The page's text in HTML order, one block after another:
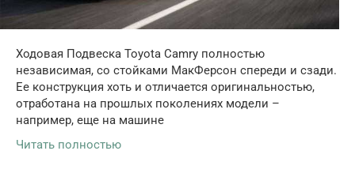
Ходовая Подвеска Toyota Camry полностью
независимая, со стойками МакФерсон спереди и сзади.
Ее конструкция хоть и отличается оригинальностью,
отработана на прошлых поколениях модели –
например, еще на машине
Читать полностью